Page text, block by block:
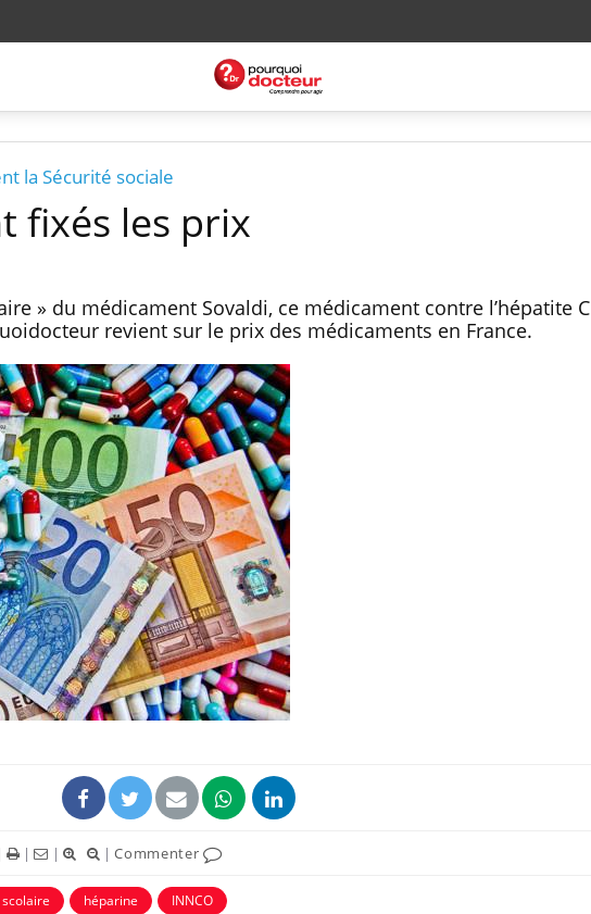
la Sécurité sociale
fixés les prix
» du médicament Sovaldi, ce médicament contre l’hépatite C
revient sur le prix des médicaments en France.
| | |Commenter
héparine INNCO